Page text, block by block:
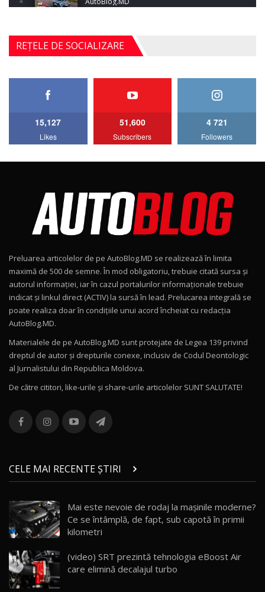
17:35
5
Noul Mercedes-Benz S-Class facelift (S 580
4MATIC V223) / Test Drive AutoBlog.MD
27:33
AutoBlog.MD
15:08
Noul Geely EX2 / Test Drive AutoBlog.MD
15:22
Mercedes-AMG E 53 HYBRID 4MATIC+ / Test
Drive AutoBlog.MD
16:27
11
Noul Volvo ES90 / Test Drive AutoBlog.MD
12
Noul MG HS / Test Drive AutoBlog.MD
16:48
13
combină aventura cu luxul / AutoBlog.MD
36:08
chinez care face lumea să se întoarcă după el
/ AutoBlog.MD
17:27
15 14:37
16
AutoBlogMD
13:10
REȚELE DE SOCIALIZARE
15,127
Likes
51,600
Subscribers
4 721
Followers
Preluarea articolelor de pe AutoBlog.MD se realizează în limita
maximă de 500 de semne. În mod obligatoriu, trebuie citată sursa și
autorul informației, iar în cazul portalurilor informaționale trebuie
indicat și linkul direct (ACTIV) la sursă în lead. Prelucarea integrală se
poate realiza doar în condițiile unui acord încheiat cu redacţia
AutoBlog.MD.
Materialele de pe AutoBlog.MD sunt protejate de Legea 139 privind
dreptul de autor și drepturile conexe, inclusiv de Codul Deontologic
al Jurnalistului din Republica Moldova.
De către cititori, like-urile şi share-urile articolelor SUNT SALUTATE!
CELE MAI RECENTE ȘTIRI
Mai este nevoie de rodaj la mașinile moderne?
Ce se întâmplă, de fapt, sub capotă în primii
kilometri
(video) SRT prezintă tehnologia eBoost Air
care elimină decalajul turbo